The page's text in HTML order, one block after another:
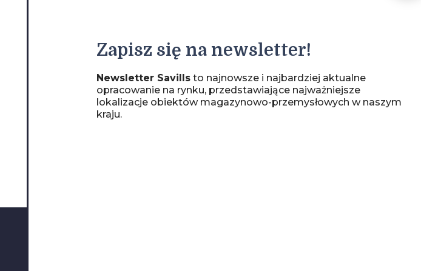
Zapisz się na newsletter!
Newsletter Savills to najnowsze i najbardziej aktualne
opracowanie na rynku, przedstawiające najważniejsze
lokalizacje obiektów magazynowo-przemysłowych w naszym
kraju.